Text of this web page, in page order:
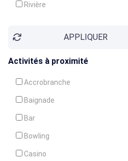
Rivière
APPLIQUER
Activités à proximité
Accrobranche
Baignade
Bar
Bowling
Casino